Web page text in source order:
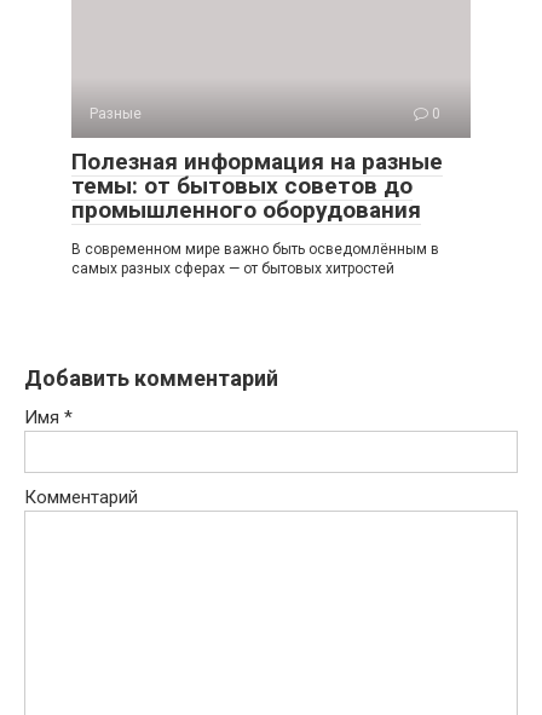
Разные 0
Полезная информация на разные
темы: от бытовых советов до
промышленного оборудования
В современном мире важно быть осведомлённым в
самых разных сферах — от бытовых хитростей
Добавить комментарий
Имя *
Комментарий